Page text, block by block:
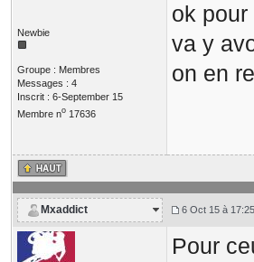
Newbie
Groupe : Membres
Messages : 4
Inscrit : 6-September 15
Membre no17636
ok
va y
on en
Mxaddict 6 Oct 15 à 17:25
Pour